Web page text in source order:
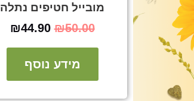
מובייל חטיפים נתלה
₪50.00
₪44.90
מידע נוסף